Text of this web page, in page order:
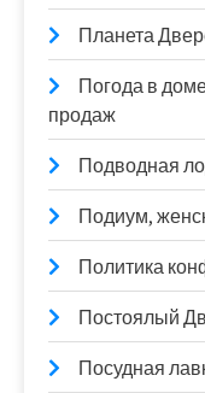
Планета
Погода в
продаж
Подводная
Подиум,
Политика
Постоялый
Посудная